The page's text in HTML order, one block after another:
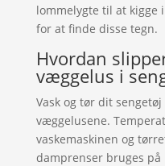
lommelygte til at kigge
for at finde disse tegn.
Hvordan
væggelus i
Vask og tør dit
væggelusene.
vaskemaskinen og
damprenser bruges på